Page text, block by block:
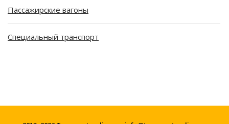
Пассажирские вагоны
Специальный транспорт